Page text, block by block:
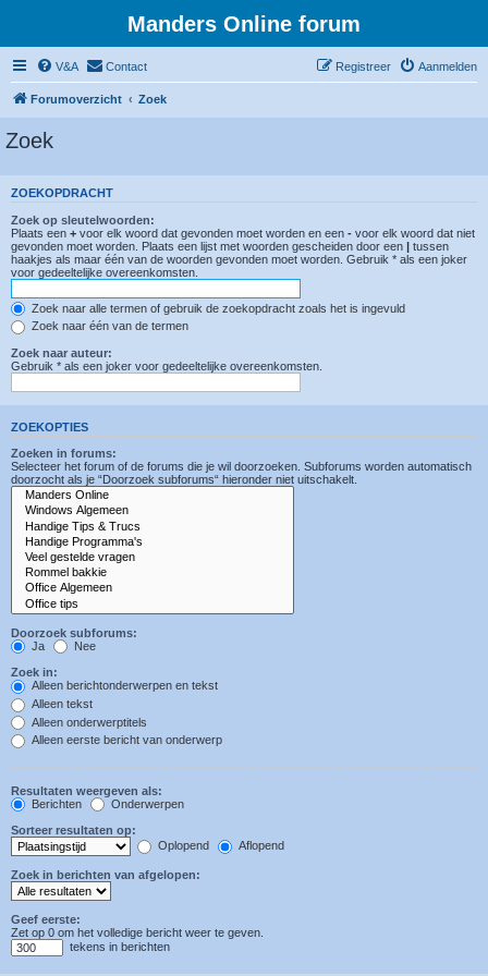
Manders Online forum
V&A Contact Aanmelden
Registreer
Forumoverzicht Zoek
Zoek
ZOEKOPDRACHT
Zoek op sleutelwoorden:
Plaats een + voor elk woord dat gevonden moet worden en een - voor elk woord dat niet
gevonden moet worden. Plaats een lijst met woorden gescheiden door een | tussen
haakjes als maar één van de woorden gevonden moet worden. Gebruik * als een joker
voor gedeeltelijke overeenkomsten.
Zoek naar alle termen of gebruik de zoekopdracht zoals het is ingevuld
Zoek naar één van de termen
Zoek naar auteur:
Gebruik * als een joker voor gedeeltelijke overeenkomsten.
ZOEKOPTIES
Zoeken in forums:
Selecteer het forum of de forums die je wil doorzoeken. Subforums worden automatisch
doorzocht als je “Doorzoek subforums“ hieronder niet uitschakelt.
Doorzoek subforums:
Ja
Nee
Zoek in:
Alleen berichtonderwerpen en tekst
Alleen tekst
Alleen onderwerptitels
Alleen eerste bericht van onderwerp
Resultaten weergeven als:
Berichten
Onderwerpen
Sorteer resultaten op:
Oplopend
Aflopend
Zoek in berichten van afgelopen:
Geef eerste:
Zet op 0 om het volledige bericht weer te geven.
tekens in berichten